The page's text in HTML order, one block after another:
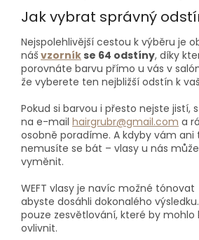
Jak vybrat správný
Nejspolehlivější cestou k výběru je
náš vzorníkse 64 odstíny, díky
porovnáte barvu přímo u vás v
že vyberete ten nejbližší odstín k
Pokud si barvou i přesto nejste jistí,
na e-mail hairgrubr@gmail.com a
osobně poradíme. A kdyby vám ani
nemusíte se bát – vlasy u nás
vyměnit.
WEFT vlasy je navíc možné
abyste dosáhli dokonalého
pouze zesvětlování, které by mohlo
ovlivnit.